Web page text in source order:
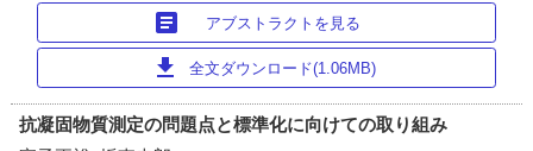
article アブストラクトを見る
download 全文ダウンロード(1.06MB)
抗凝固物質測定の問題点と標準化に向けての取り組み